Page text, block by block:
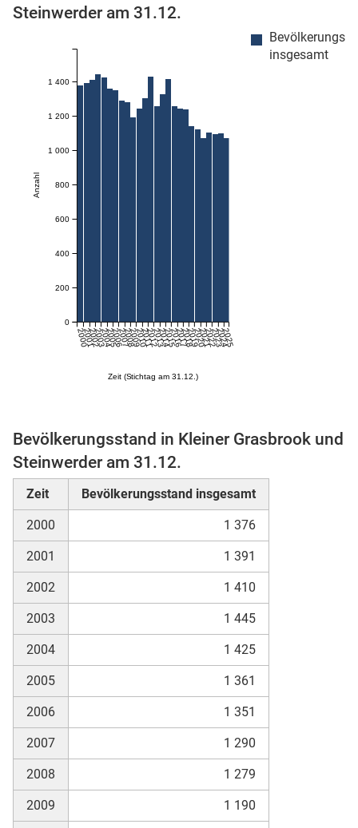
Steinwerder am 31.12.
insgesamt
Zeit (Stichtag am 31.12.)
2000200120022003200420052006200720082009201020112012201320142015201620172018201920202021202220232024
2025
Anzahl
0
200
400
600
800
1 000
1 200
1 400
Bevölkerungsstand in Kleiner Grasbrook und
Steinwerder am 31.12.
Zeit Bevölkerungsstand insgesamt
2000 1 376
2001 1 391
2002 1 410
2003 1 445
2004 1 425
2005 1 361
2006 1 351
2007 1 290
2008 1 279
2009 1 190